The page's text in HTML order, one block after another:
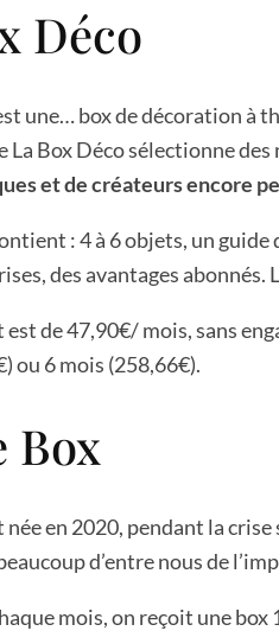
Déco
une… box de décoration à
La Box Déco sélectionne
et de créateurs encore
: 4 à 6 objets, un guide
des avantages
est de 47,90€/ mois, sans
ou 6 mois (258,66€).
Box
née en 2020, pendant la
d’entre nous de
mois, on reçoit une